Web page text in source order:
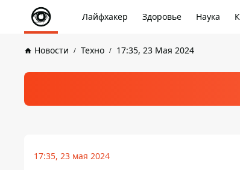
Лайфхакер Здоровье Наука
Новости Техно 17:35, 23 Мая 2024
17:35, 23 мая 2024